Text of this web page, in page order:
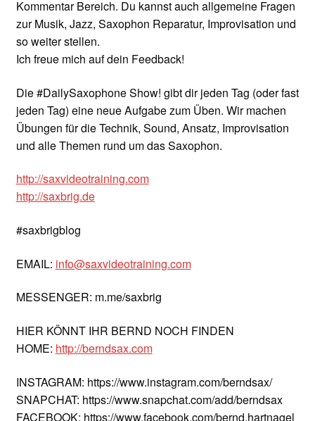
Kommentar Bereich. Du kannst auch allgemeine Fragen
zur Musik, Jazz, Saxophon Reparatur, Improvisation und
so weiter stellen.
Ich freue mich auf dein Feedback!
Die #DailySaxophone Show! gibt dir jeden Tag (oder fast
jeden Tag) eine neue Aufgabe zum Üben. Wir machen
Übungen für die Technik, Sound, Ansatz, Improvisation
und alle Themen rund um das Saxophon.
http://saxvideotraining.com
http://saxbrig.de
#saxbrigblog
EMAIL: info@saxvideotraining.com
MESSENGER: m.me/saxbrig
HIER KÖNNT IHR BERND NOCH FINDEN
HOME: http://berndsax.com
INSTAGRAM: https://www.instagram.com/berndsax/
SNAPCHAT: https://www.snapchat.com/add/berndsax
FACEBOOK: https://www.facebook.com/bernd.hartnagel